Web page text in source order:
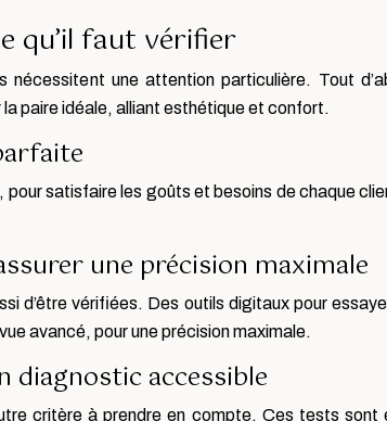
qu’il faut vérifier
une attention particulière. Tout
paire idéale, alliant esthétique et confort.
satisfaire les goûts et besoins de chaque
une précision maximale
d’être vérifiées. Des outils digitaux pour
avancé, pour une précision maximale.
diagnostic accessible
critère à prendre en compte. Ces tests